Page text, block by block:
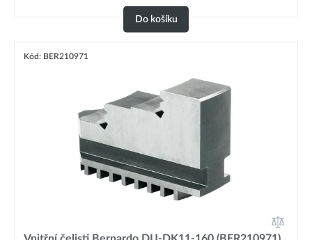
Do košíku
Kód: BER210971